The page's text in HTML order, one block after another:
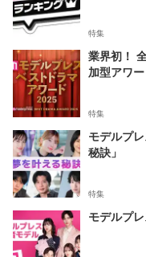
特集
業界初！
加型アワ
特集
モデルプ
秘訣」
特集
モデルプ